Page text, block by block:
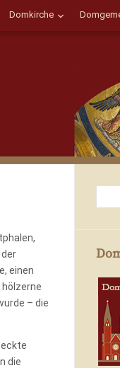
Domkirche
einen
– die
die